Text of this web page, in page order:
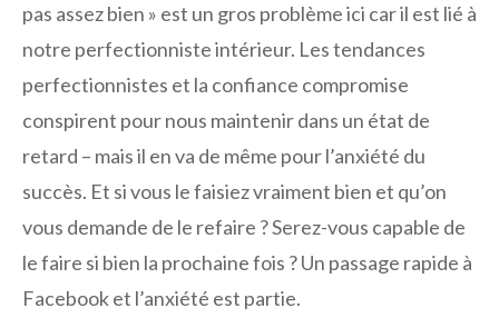
pas assez bien » est un gros problème ici car il est lié à
notre perfectionniste intérieur. Les tendances
perfectionnistes et la confiance compromise
conspirent pour nous maintenir dans un état de
retard – mais il en va de même pour l’anxiété du
succès. Et si vous le faisiez vraiment bien et qu’on
vous demande de le refaire ? Serez-vous capable de
le faire si bien la prochaine fois ? Un passage rapide à
Facebook et l’anxiété est partie.